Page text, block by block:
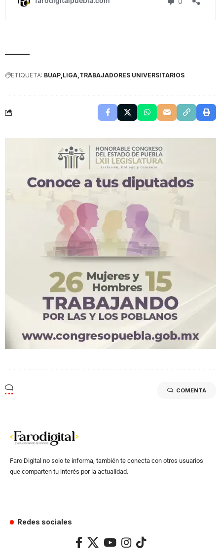
ETIQUETA: BUAP LIGA TRABAJADORES UNIVERSITARIOS
COMENTA
Faro Digital no solo te informa, también te conecta con otros usuarios
que comparten tu interés por la actualidad.
Redes sociales